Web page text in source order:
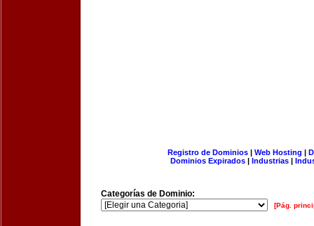
Registro de Dominios| Web Hosting |
Dominios Expirados | Industrias |
Categorías de Dominio:
[Pág.